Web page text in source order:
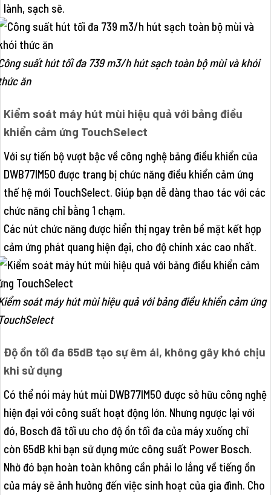
lành, sạch sẽ.
suất hút tối đa 739 m3/h hút sạch toàn bộ mùi và khói
ăn
Kiểm soát máy hút mùi hiệu quả với bảng điều
khiển cảm ứng TouchSelect
Với sự tiến bộ vượt bậc về công nghệ bảng điều khiển của
DWB77IM50 được trang bị chức năng điều khiển cảm ứng
thế hệ mới TouchSelect. Giúp bạn dễ dàng thao tác với các
chức năng chỉ bằng 1 chạm.
Các nút chức năng được hiển thị ngay trên bề mặt kết hợp
cảm ứng phát quang hiện đại, cho độ chính xác cao nhất.
soát máy hút mùi hiệu quả với bảng điều khiển cảm ứng
Độ ồn tối đa 65dB tạo sự êm ái, không gây khó chịu
khi sử dụng
Có thể nói máy hút mùi DWB77IM50 được sở hữu công nghệ
hiện đại với công suất hoạt động lớn. Nhưng ngược lại với
đó, Bosch đã tối ưu cho độ ồn tối đa của máy xuống chỉ
còn 65dB khi bạn sử dụng mức công suất Power Bosch.
Nhờ đó bạn hoàn toàn không cần phải lo lắng về tiếng ồn
của máy sẽ ảnh hưởng đến việc sinh hoạt của gia đình. Cho